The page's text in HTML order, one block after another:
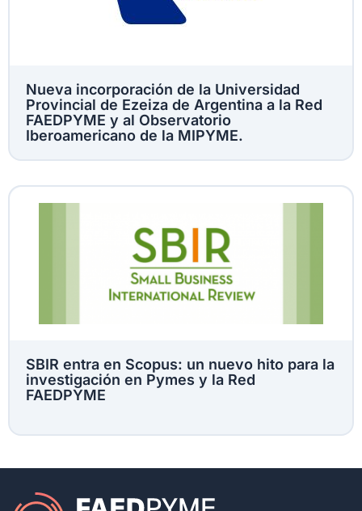
Nueva incorporación de la Universidad
Provincial de Ezeiza de Argentina a la Red
FAEDPYME y al Observatorio
Iberoamericano de la MIPYME.
SBIR entra en Scopus: un nuevo hito para la
investigación en Pymes y la Red
FAEDPYME